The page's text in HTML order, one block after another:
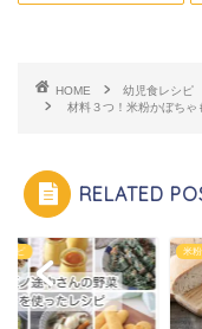
HOME
幼児食レシピ
材料３つ！米粉かぼちゃ
RELATED
シピ 米